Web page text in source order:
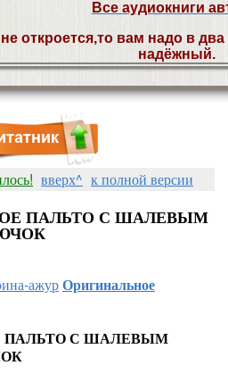
Все аудиокниги
откроется,то вам надо в
надёжный.
вверх^ к полной версии
ПАЛЬТО С ШАЛЕВЫМ
ажурОригинальное
ПАЛЬТО С ШАЛЕВЫМ